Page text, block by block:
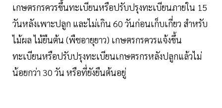
เกษตรกรควรขึ้นทะเบียนหรือปรับปรุงทะเบียนภายใน 15
วันหลังเพาะปลูก และไม่เกิน 60 วันก่อนเก็บเกี่ยว สำหรับ
ไม้ผล ไม้ยืนต้น (พืชอายุยาว) เกษตรกรควรแจ้งขึ้น
ทะเบียนหรือปรับปรุงทะเบียนเกษตรกรหลังปลูกแล้วไม่
น้อยกว่า 30 วัน หรือที่ยังยืนต้นอยู่